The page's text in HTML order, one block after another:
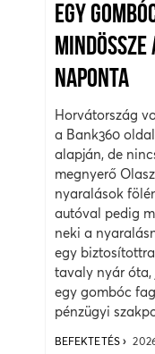
EGY
MINDÖSSZE
NAPONTA
Horvátország
a Bank360
alapján, de
megnyerő
nyaralások
autóval pedig
neki a
egy
tavaly nyár óta,
egy gombóc
pénzügyi
BEFEKTETÉS